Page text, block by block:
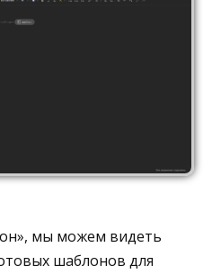
мы можем видеть
шаблонов для